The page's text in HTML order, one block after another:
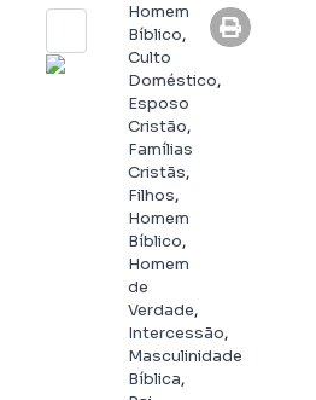
Homem
Bíblico,
Culto
Doméstico,
Esposo
Cristão,
Famílias
Cristãs,
Filhos,
Homem
Bíblico,
Homem
de
Verdade,
Intercessão,
Masculinidade
Bíblica,